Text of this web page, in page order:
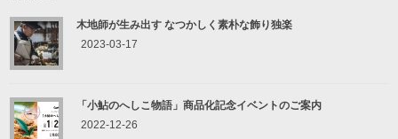
木地師が生み出す なつかしく素朴な飾り独楽
2023-03-17
「小鮎のへしこ物語」商品化記念イベントのご案内
2022-12-26